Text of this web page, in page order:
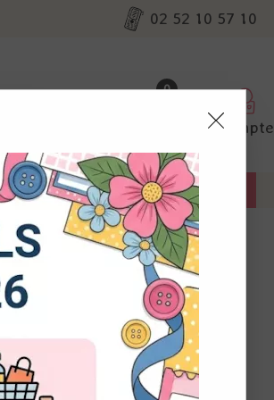
02 52 10 57 10
0
Compte
BONNES AFFAIRES
- Sherbet Fizz
avis !
nos
non
Vous
à droite